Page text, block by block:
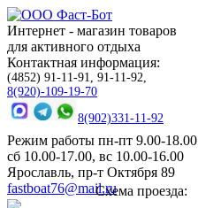
Интернет - магазин товаров
для активного отдыха
Контактная информация:
(4852) 91-11-91, 91-11-92,
8(920)-109-19-70
8(902)331-11-92
Режим работы пн-пт 9.00-18.00
сб 10.00-17.00, вс 10.00-16.00
Ярославль, пр-т Октября 89
fastboat76@mail.ruСхема проезда: